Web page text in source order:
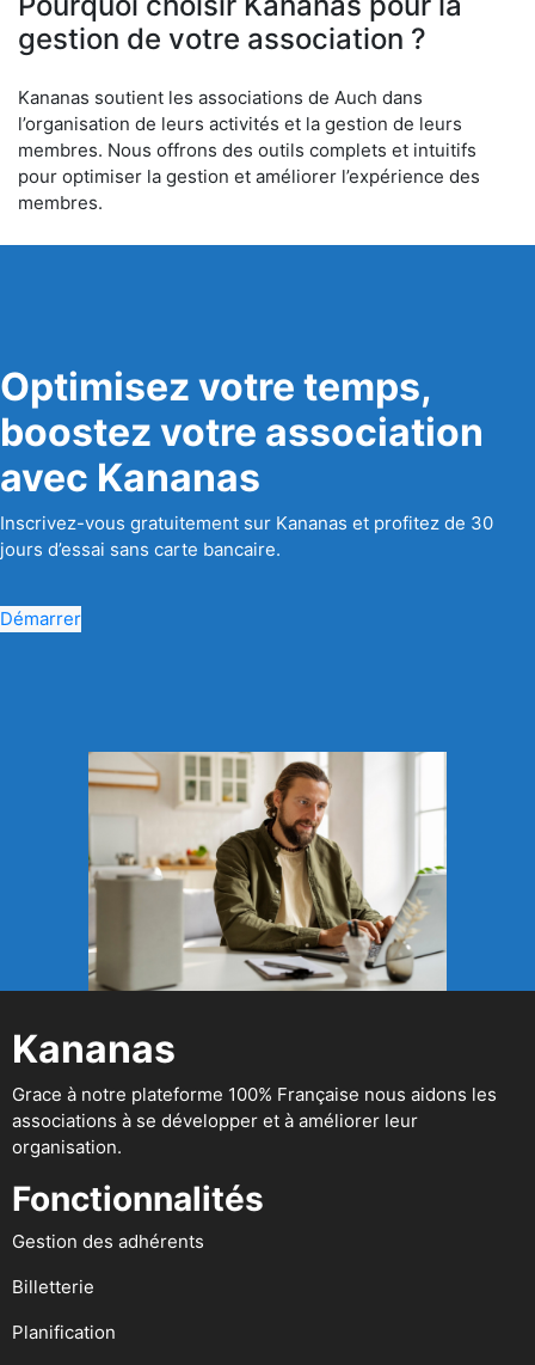
gestion de votre association ?
Kananas soutient les associations de Auch dans
l’organisation de leurs activités et la gestion de leurs
membres. Nous offrons des outils complets et intuitifs
pour optimiser la gestion et améliorer l’expérience des
membres.
Optimisez votre temps,
boostez votre association
avec Kananas
Inscrivez-vous gratuitement sur Kananas et profitez de 30
jours d’essai sans carte bancaire.
Démarrer
Kananas
Grace à notre plateforme 100% Française nous aidons les
associations à se développer et à améliorer leur
organisation.
Fonctionnalités
Gestion des adhérents
Billetterie
Planification